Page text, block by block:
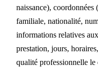
naissance), coordonnées
familiale, nationalité,
informations relatives
prestation, jours,
qualité professionnelle le